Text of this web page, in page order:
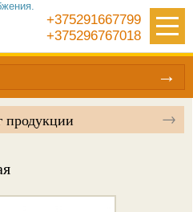
продукции
+375291667799
+375296767018